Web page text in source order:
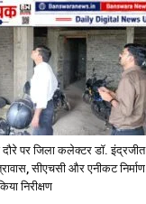
पर जिला कलेक्टर डॉ. इंद्रजीत
सीएचसी और एनीकट निर्माण
निरीक्षण